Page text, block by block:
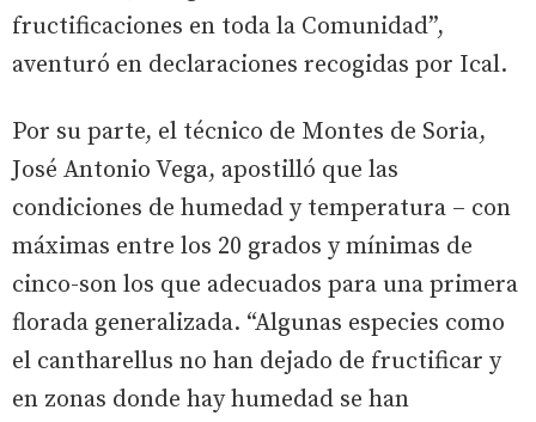
fructificaciones en toda la Comunidad”,
aventuró en declaraciones recogidas por Ical.
Por su parte, el técnico de Montes de Soria,
José Antonio Vega, apostilló que las
condiciones de humedad y temperatura – con
máximas entre los 20 grados y mínimas de
cinco-son los que adecuados para una primera
florada generalizada. “Algunas especies como
el cantharellus no han dejado de fructificar y
en zonas donde hay humedad se han